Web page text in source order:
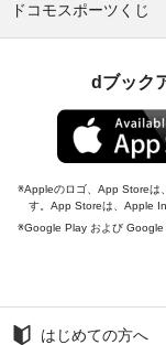
ドコモスポーツくじ
dブック
Appleのロゴ、App Storeは
す。App Storeは、Apple
Google Play および Google
はじめての方へ